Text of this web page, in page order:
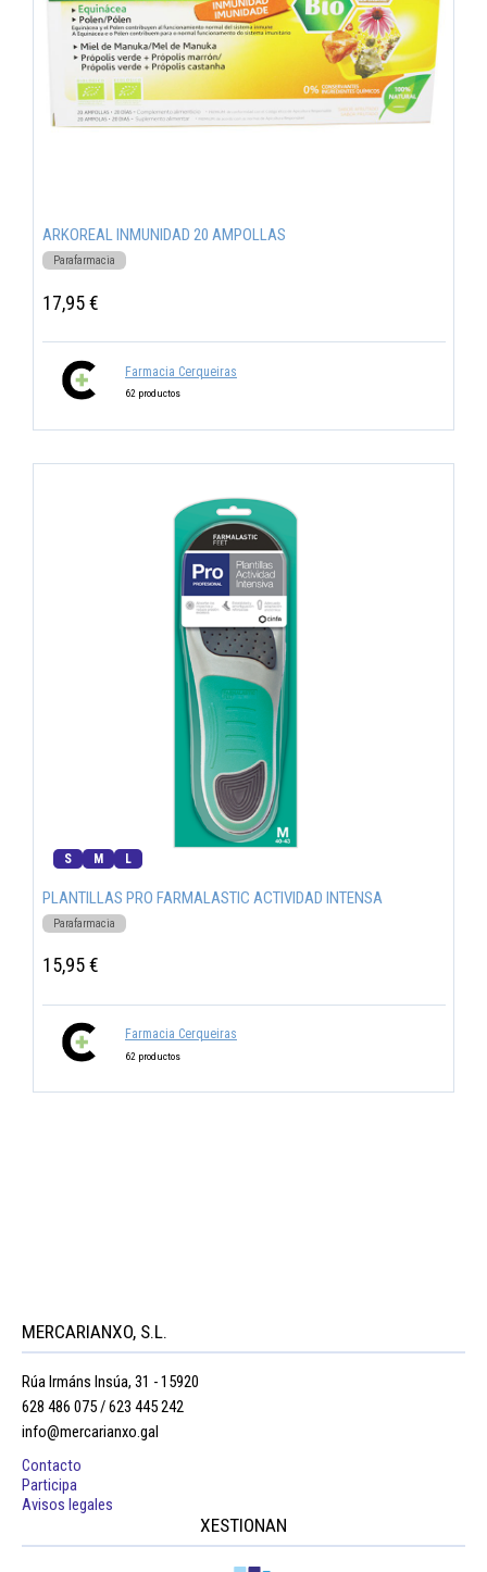
ARKOREAL INMUNIDAD 20 AMPOLLAS
Parafarmacia
17,95 €
Farmacia Cerqueiras
62 productos
S M L
PLANTILLAS PRO FARMALASTIC ACTIVIDAD INTENSA
Parafarmacia
15,95 €
Farmacia Cerqueiras
62 productos
MERCARIANXO, S.L.
Rúa Irmáns Insúa, 31 - 15920
628 486 075 / 623 445 242
info@mercarianxo.gal
Contacto
Participa
Avisos legales
XESTIONAN